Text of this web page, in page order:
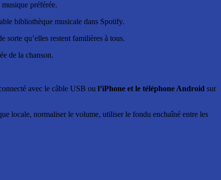
préférée.
bibliothèque musicale dans Spotify.
sorte qu’elles restent familières à tous.
de la chanson.
avec le câble USB ou l’iPhone et le téléphone Android sur
locale, normaliser le volume, utiliser le fondu enchaîné entre les